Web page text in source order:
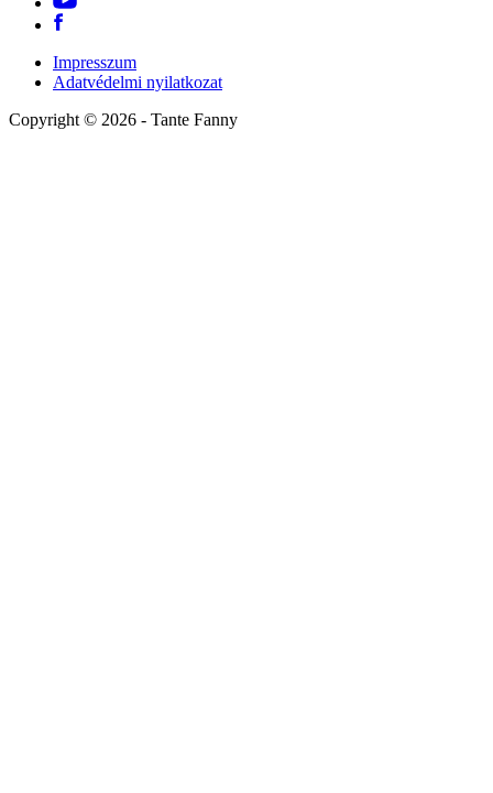
Impresszum
Adatvédelmi nyilatkozat
Copyright © 2026 - Tante Fanny